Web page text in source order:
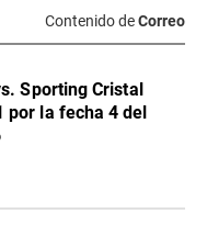
Contenido deCorreo
Sporting Cristal
por la fecha 4 del